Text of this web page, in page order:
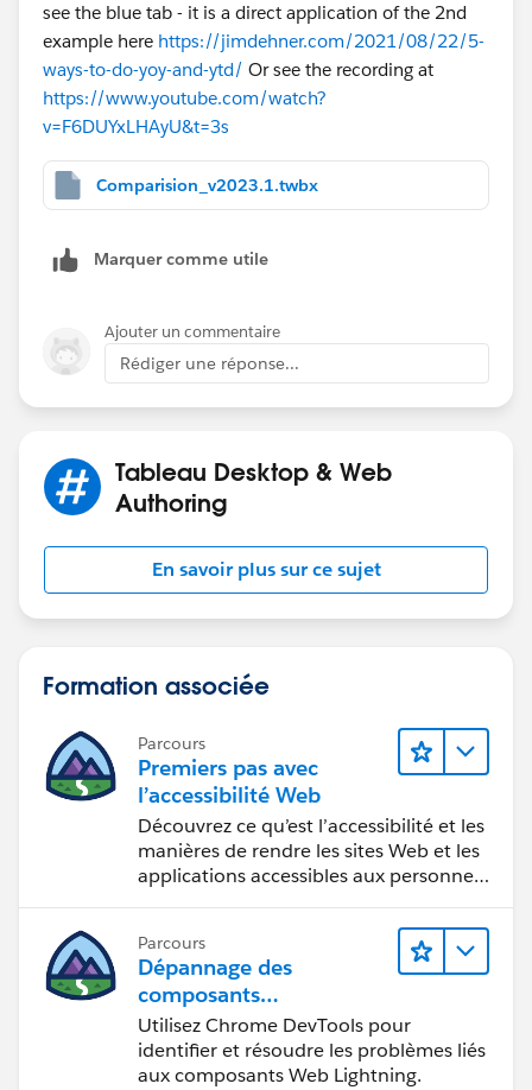
see the blue tab - it is a direct application of the 2nd
example here https://jimdehner.com/2021/08/22/5-
ways-to-do-yoy-and-ytd/ Or see the recording at
https://www.youtube.com/watch?
v=F6DUYxLHAyU&t=3s
Comparision_v2023.1.twbx
Marquer comme utile
Ajouter un commentaire
Rédiger une réponse...
Tableau Desktop & Web
Authoring
En savoir plus sur ce sujet
Formation associée
Parcours
Premiers pas avec
l’accessibilité Web
Découvrez ce qu’est l’accessibilité et les
manières de rendre les sites Web et les
applications accessibles aux personnes
en situation de handicap.
Parcours
Dépannage des
composants
Web Lightning
Utilisez Chrome DevTools pour
identifier et résoudre les problèmes liés
aux composants Web Lightning.